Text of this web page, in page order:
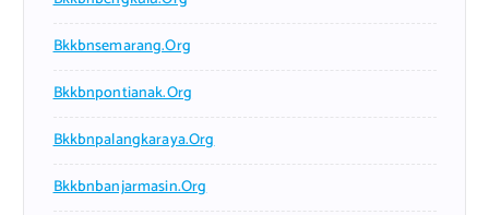
Bkkbnsemarang.org
Bkkbnpontianak.org
Bkkbnpalangkaraya.org
Bkkbnbanjarmasin.org